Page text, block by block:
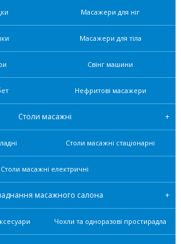
Масажери для ніг
Масажери для тіла
Свінг машини
Нефритові масажери
Столи масажні
Столи масажні стаціонарні
Столи масажні електричні
масажного салона
Чохли та одноразові простирадла